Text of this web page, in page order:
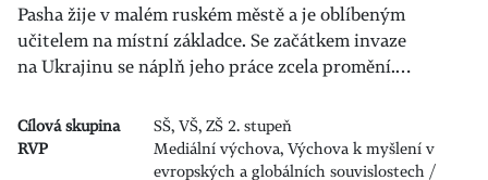
Pasha žije v malém ruském městě a je oblíbeným
učitelem na místní základce. Se začátkem invaze
na Ukrajinu se náplň jeho práce zcela promění.…
Cílová skupina
SŠ, VŠ, ZŠ 2. stupeň
RVP
Mediální výchova, Výchova k myšlení v
evropských a globálních souvislostech /